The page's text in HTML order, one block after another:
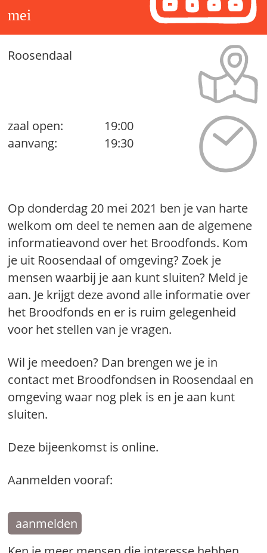
mei
Roosendaal
zaal open:
19:00
aanvang:
19:30
Op donderdag 20 mei 2021 ben je van harte
welkom om deel te nemen aan de algemene
informatieavond over het Broodfonds. Kom
je uit Roosendaal of omgeving? Zoek je
mensen waarbij je aan kunt sluiten? Meld je
aan. Je krijgt deze avond alle informatie over
het Broodfonds en er is ruim gelegenheid
voor het stellen van je vragen.
Wil je meedoen? Dan brengen we je in
contact met Broodfondsen in Roosendaal en
omgeving waar nog plek is en je aan kunt
sluiten.
Deze bijeenkomst is online.
Aanmelden vooraf:
aanmelden